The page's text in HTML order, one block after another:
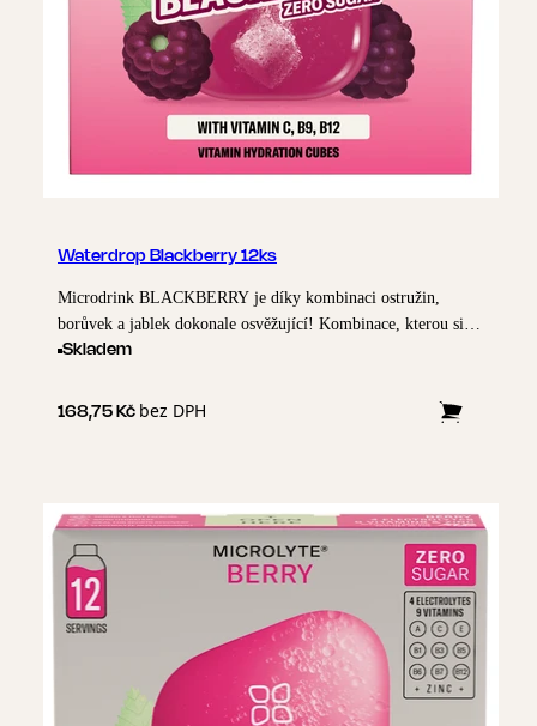
Waterdrop Blackberry 12ks
Microdrink BLACKBERRY je díky kombinaci ostružin,
borůvek a jablek dokonale osvěžující! Kombinace, kterou si
můžeš vychutnat kdekoli a kdykoli.
Skladem
168,75 Kč bez DPH